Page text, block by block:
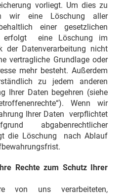
vorliegt. Um dies zu
wir eine Löschung aller
einer gesetzlichen
erfolgt eine Löschung im
der Datenverarbeitung nicht
vertragliche Grundlage oder
mehr besteht. Außerdem
zu jedem anderen
Ihrer Daten begehren (siehe
Wenn wir
Ihrer Daten verpflichtet
abgabenrechtlicher
die Löschung nach Ablauf
Rechte zum Schutz Ihrer
von uns verarbeiteten,